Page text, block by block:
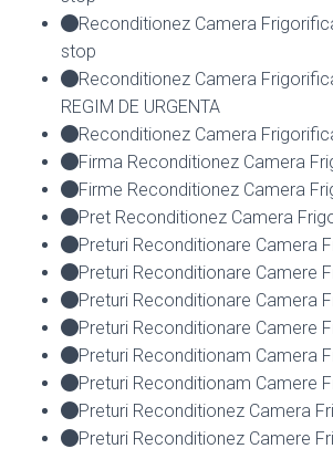
Reconditionez Camera
stop
Reconditionez Camera
REGIM DE URGENTA
Reconditionez Camera
Firma Reconditionez Camera
Firme Reconditionez Camera
Pret Reconditionez Camera
Preturi Reconditionare Camera
Preturi Reconditionare Camere
Preturi Reconditionare Camera
Preturi Reconditionare Camere
Preturi Reconditionam Camera
Preturi Reconditionam Camere
Preturi Reconditionez Camera
Preturi Reconditionez Camere